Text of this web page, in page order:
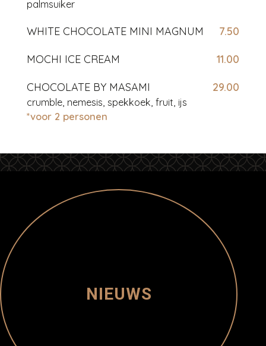
palmsuiker
WHITE CHOCOLATE MINI MAGNUM 7.50
MOCHI ICE CREAM 11.00
CHOCOLATE BY MASAMI 29.00
crumble, nemesis, spekkoek, fruit, ijs
*voor 2 personen
NIEUWS